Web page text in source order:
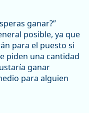
ganar?”
posible, ya que
para el puesto si
piden una cantidad
ganar
para alguien